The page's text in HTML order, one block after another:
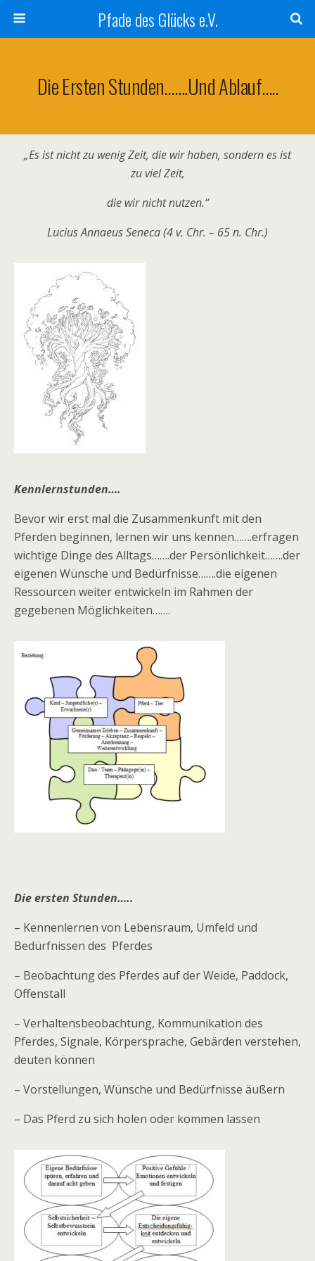
Pfade des Glücks e.V.
Die Ersten Stunden…….und Ablauf…..
„Es ist nicht zu wenig Zeit, die wir haben, sondern es ist
zu viel Zeit,
die wir nicht nutzen.“
Lucius Annaeus Seneca (4 v. Chr. – 65 n. Chr.)
Kennlernstunden….
Bevor wir erst mal die Zusammenkunft mit den
Pferden beginnen, lernen wir uns kennen…….erfragen
wichtige Dinge des Alltags…….der Persönlichkeit…….der
eigenen Wünsche und Bedürfnisse…….die eigenen
Ressourcen weiter entwickeln im Rahmen der
gegebenen Möglichkeiten…….
Die ersten Stunden…..
– Kennenlernen von Lebensraum, Umfeld und
Bedürfnissen des Pferdes
– Beobachtung des Pferdes auf der Weide, Paddock,
Offenstall
– Verhaltensbeobachtung, Kommunikation des
Pferdes, Signale, Körpersprache, Gebärden verstehen,
deuten können
– Vorstellungen, Wünsche und Bedürfnisse äußern
– Das Pferd zu sich holen oder kommen lassen